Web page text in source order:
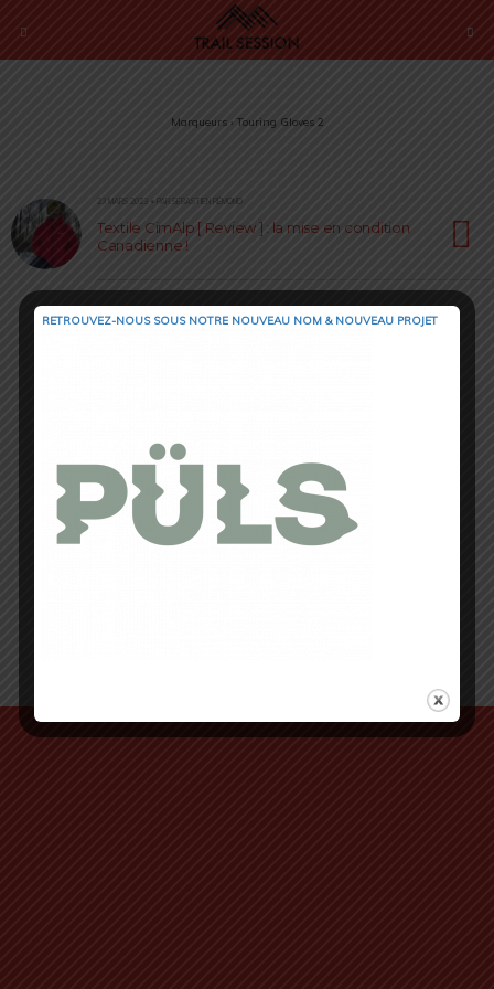
Marqueurs › Touring Gloves 2
23 MARS 2023 • PAR SÉBASTIEN RÉMOND
Textile CimAlp [ Review ] : la mise en condition
Canadienne !
RETROUVEZ-NOUS SOUS NOTRE NOUVEAU NOM & NOUVEAU PROJET